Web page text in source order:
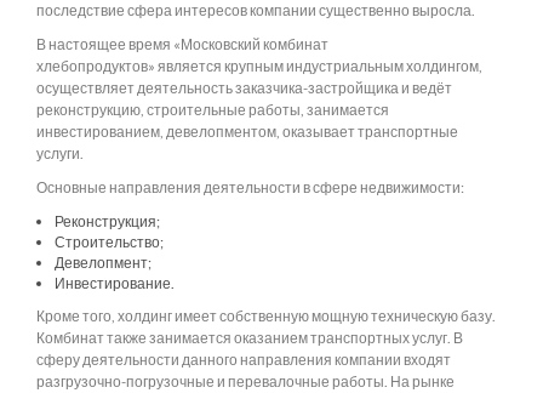
последствие сфера интересов компании существенно выросла.
В настоящее время «Московский комбинат
хлебопродуктов» является крупным индустриальным холдингом,
осуществляет деятельность заказчика-застройщика и ведёт
реконструкцию, строительные работы, занимается
инвестированием, девелопментом, оказывает транспортные
услуги.
Основные направления деятельности в сфере недвижимости:
Реконструкция;
Строительство;
Девелопмент;
Инвестирование.
Кроме того, холдинг имеет собственную мощную техническую базу.
Комбинат также занимается оказанием транспортных услуг. В
сферу деятельности данного направления компании входят
разгрузочно-погрузочные и перевалочные работы. На рынке